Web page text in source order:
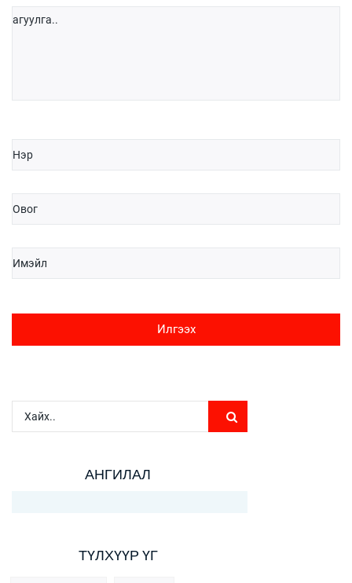
Илгээх
АНГИЛАЛ
ТҮЛХҮҮР ҮГ